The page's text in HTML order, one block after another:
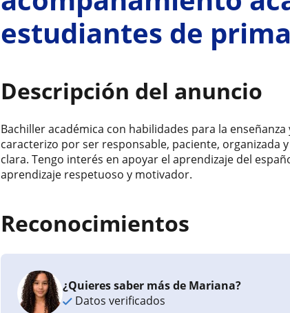
estudiantes de
Descripción del anuncio
Bachiller académica con habilidades para la
caracterizo por ser responsable, paciente, organizada
clara. Tengo interés en apoyar el aprendizaje del
aprendizaje respetuoso y motivador.
Reconocimientos
¿Quieres saber más de Mariana?
Datos verificados